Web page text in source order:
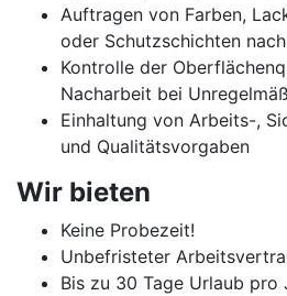
Auftragen von Farben,
oder Schutzschichten
Kontrolle der
Nacharbeit bei
Einhaltung von Arbeits-,
und Qualitätsvorgaben
Wir bieten
Keine Probezeit!
Unbefristeter
Bis zu 30 Tage Urlaub pro